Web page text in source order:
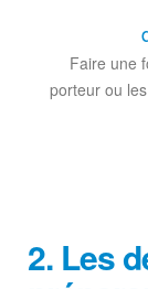
Faire une
porteur ou
2. Les